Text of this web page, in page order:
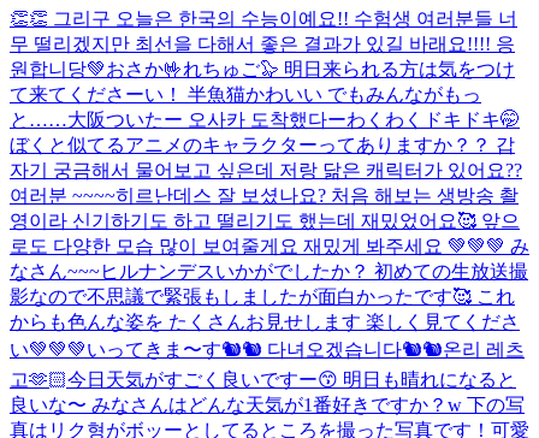
👏👏 그리구 오늘은 한국의 수능이예요!! 수험생 여러분들 너
무 떨리겠지만 최선을 다해서 좋은 결과가 있길 바래요!!!! 응
원합니당💚おさか🤟れちゅご🦭 明日来られる方は気をつけ
て来てくださーい！ 半魚猫かわいい でもみんながもっ
と……大阪ついたー 오사카 도착했다ーわくわくドキドキ🤭
ぼくと似てるアニメのキャラクターってありますか？？ 갑
자기 궁금해서 물어보고 싶은데 저랑 닮은 캐릭터가 있어요??
여러분 ~~~~히르난데스 잘 보셨나요? 처음 해보는 생방송 촬
영이라 신기하기도 하고 떨리기도 했는데 재밌었어요🥰 앞으
로도 다양한 모습 많이 보여줄게요 재밌게 봐주세요 💚💚💚 み
なさん~~~ヒルナンデスいかがでしたか？ 初めての生放送撮
影なので不思議で緊張もしましたが面白かったです🥰 これ
からも色んな姿を たくさんお見せします 楽しく見てくださ
い💚💚💚いってきま〜す🐿🐿 다녀오겠습니다🐿🐿온리 레츠
고🫶🏻今日天気がすごく良いですー😙 明日も晴れになると
良いな〜 みなさんはどんな天気が1番好きですか？w 下の写
真はリク형がボッーとしてるところを撮った写真です！可愛